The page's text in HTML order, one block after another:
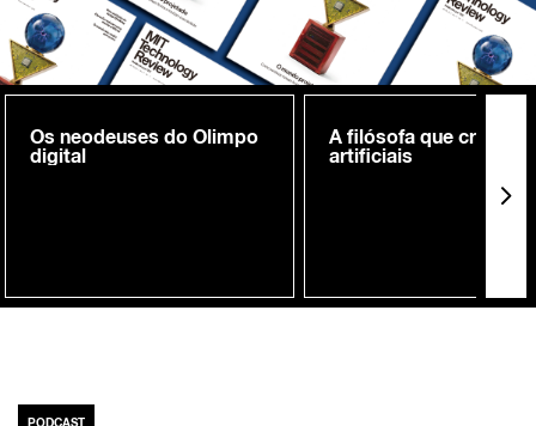
Os neodeuses do Olimpo
digital
A filósofa que cria
artificiais
PODCAST